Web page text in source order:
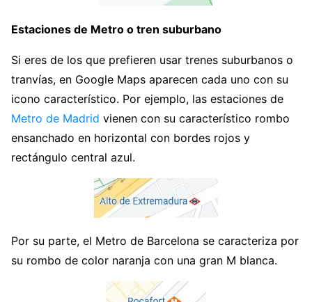
Estaciones de Metro o tren suburbano
Si eres de los que prefieren usar trenes suburbanos o
tranvías, en Google Maps aparecen cada uno con su
icono característico. Por ejemplo, las estaciones de
Metro de Madrid vienen con su característico rombo
ensanchado en horizontal con bordes rojos y
rectángulo central azul.
Por su parte, el Metro de Barcelona se caracteriza por
su rombo de color naranja con una gran M blanca.